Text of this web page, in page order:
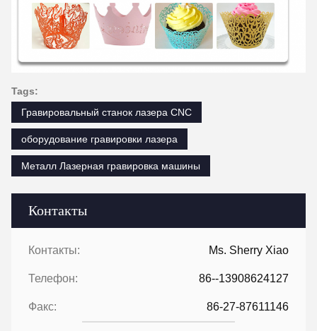
Контакты
Контакты: Ms. Sherry Xiao
Телефон: 86--13908624127
Факс: 86-27-87611146
Tags:
Гравировальный станок лазера CNC
оборудование гравировки лазера
Металл Лазерная гравировка машины